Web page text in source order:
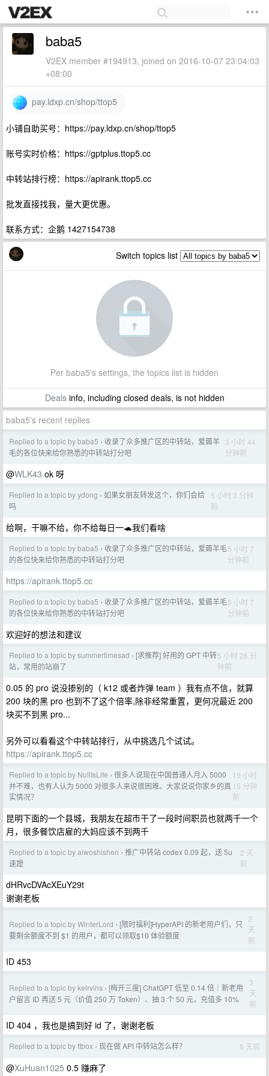
baba5
V2EX member #194913, joined on 2016-10-07 23:04:03
+08:00
pay.ldxp.cn/shop/ttop5
小铺自助买号：https://pay.ldxp.cn/shop/ttop5
账号实时价格：https://gptplus.ttop5.cc
中转站排行榜：https://apirank.ttop5.cc
批发直接找我，量大更优惠。
联系方式：企鹅 1427154738
Switch topics list
Per baba5's settings, the topics list is hidden
Dealsinfo, including closed deals, is not hidden
baba5's recent replies
Replied to a topic by baba5 › 收录了众多推广区的中转站，爱薅羊
毛的各位快来给你熟悉的中转站打分吧
3 小时 44
分钟前
@WLK43 ok 呀
Replied to a topic by ydong › 如果女朋友转发这个，你们会给
吗
5 小时 3 分钟
前
给啊，干嘛不给，你不给每日一🐢我们看啥
Replied to a topic by baba5 › 收录了众多推广区的中转站，爱薅羊毛
的各位快来给你熟悉的中转站打分吧
5 小时 7
分钟前
https://apirank.ttop5.cc
Replied to a topic by baba5 › 收录了众多推广区的中转站，爱薅羊毛
的各位快来给你熟悉的中转站打分吧
5 小时 7
分钟前
欢迎好的想法和建议
Replied to a topic by summertimesad › [求推荐] 好用的 GPT 中转
站，常用的站崩了
5 小时 26 分
钟前
0.05 的 pro 说没掺别的（ k12 或者炸弹 team ）我有点不信，就算
200 块的黑 pro 也到不了这个倍率,除非经常重置，更何况最近 200
块买不到黑 pro...
另外可以看看这个中转站排行，从中挑选几个试试。
https://apirank.ttop5.cc
Replied to a topic by NullIsLife › 很多人说现在中国普通人月入 5000
并不难，也有人认为 5000 对很多人来说很困难。大家说说你家乡的真
实情况？
19 小时
15 分钟
前
昆明下面的一个县城，我朋友在超市干了一段时间职员也就两千一个
月，很多餐饮店雇的大妈应该不到两千
Replied to a topic by aiwoshishen › 推广中转站 codex 0.09 起，送 5u
速蹬
2 天
前
dHRvcDVAcXEuY29t
谢谢老板
Replied to a topic by WinterLord › [限时福利]HyperAPI 的新老用户们，只
要剩余额度不到 $1 的用户，都可以领取$10 体验额度
2
天
前
ID 453
Replied to a topic by kelrvins › [梅开三度] ChatGPT 低至 0.14 倍｜新老用
户留言 ID 再送 5 元（价值 250 万 Token）、抽 3 个 50 元，充值多 10%
3
天
前
ID 404 ，我也是搞到好 id 了，谢谢老板
Replied to a topic by ttbox › 现在做 API 中转站怎么样？ 6 天前
@XuHuan1025 0.5 赚麻了